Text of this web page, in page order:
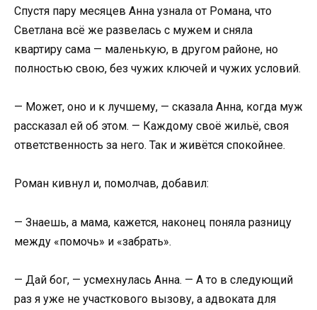
Спустя пару месяцев Анна узнала от Романа, что
Светлана всё же развелась с мужем и сняла
квартиру сама — маленькую, в другом районе, но
полностью свою, без чужих ключей и чужих условий.
— Может, оно и к лучшему, — сказала Анна, когда муж
рассказал ей об этом. — Каждому своё жильё, своя
ответственность за него. Так и живётся спокойнее.
Роман кивнул и, помолчав, добавил:
— Знаешь, а мама, кажется, наконец поняла разницу
между «помочь» и «забрать».
— Дай бог, — усмехнулась Анна. — А то в следующий
раз я уже не участкового вызову, а адвоката для